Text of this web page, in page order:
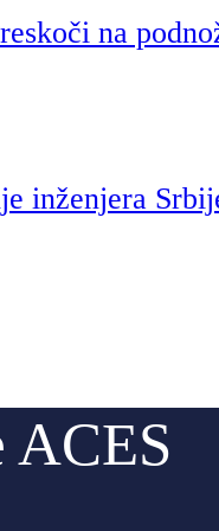
na
ACES